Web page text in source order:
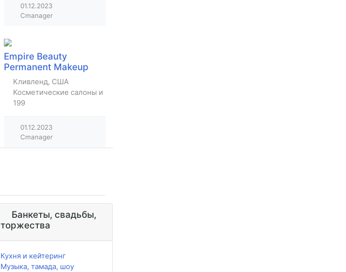
01.12.2023
Cmanager
Empire Beauty
Permanent Makeup
Кливленд, США
Косметические салоны и парикмахерские
199
01.12.2023
Cmanager
Банкеты, свадьбы,
торжества
Кухня и кейтеринг
Музыка, тамада, шоу